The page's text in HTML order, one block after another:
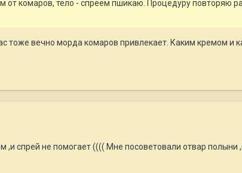
комаров, тело - спреем пшикаю. Процедуру повторяю
тоже вечно морда комаров привлекает. Каким кремом и
,и спрей не помогает (((( Мне посоветовали отвар полыни